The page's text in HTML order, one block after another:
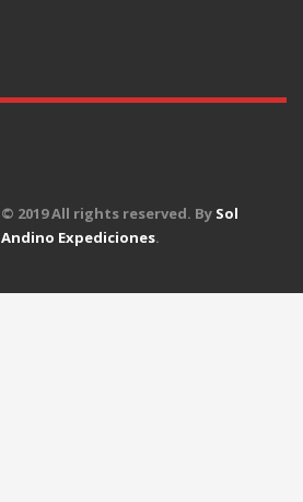
© 2019 All rights reserved. By Sol
Andino Expediciones.